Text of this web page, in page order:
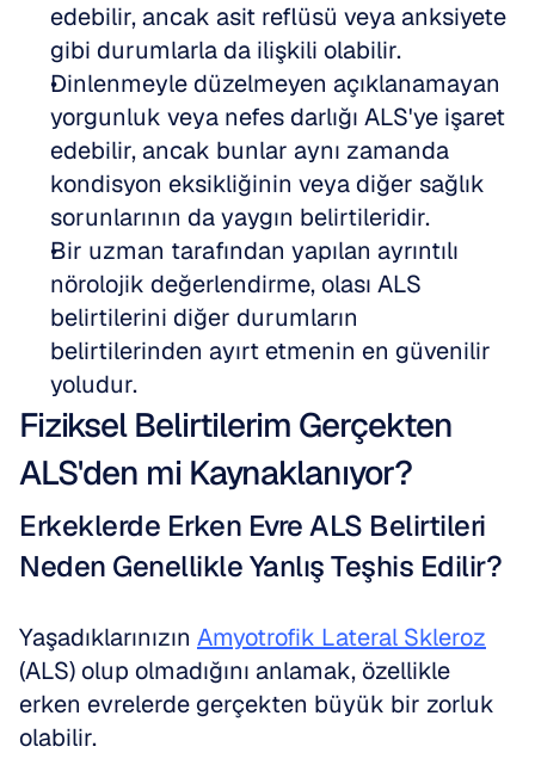
edebilir, ancak asit reflüsü veya anksiyete
gibi durumlarla da ilişkili olabilir.
Dinlenmeyle düzelmeyen açıklanamayan
yorgunluk veya nefes darlığı ALS'ye işaret
edebilir, ancak bunlar aynı zamanda
kondisyon eksikliğinin veya diğer sağlık
sorunlarının da yaygın belirtileridir.
Bir uzman tarafından yapılan ayrıntılı
nörolojik değerlendirme, olası ALS
belirtilerini diğer durumların
belirtilerinden ayırt etmenin en güvenilir
yoludur.
Fiziksel Belirtilerim Gerçekten
ALS'den mi Kaynaklanıyor?
Erkeklerde Erken Evre ALS Belirtileri
Neden Genellikle Yanlış Teşhis Edilir?
Yaşadıklarınızın Amyotrofik Lateral Skleroz
(ALS) olup olmadığını anlamak, özellikle
erken evrelerde gerçekten büyük bir zorluk
olabilir.